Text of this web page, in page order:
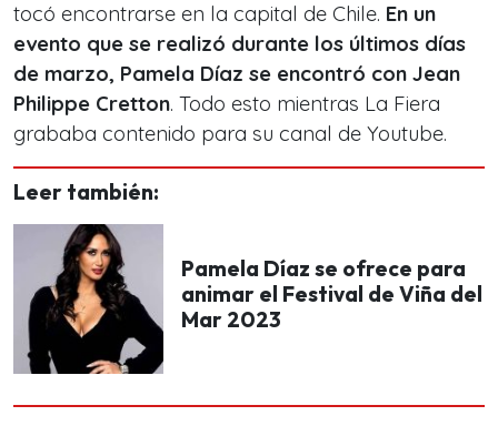
tocó encontrarse en la capital de Chile. En un
evento que se realizó durante los últimos días
de marzo, Pamela Díaz se encontró con Jean
Philippe Cretton. Todo esto mientras La Fiera
grababa contenido para su canal de Youtube.
Leer también:
Pamela Díaz se ofrece para
animar el Festival de Viña del
Mar 2023